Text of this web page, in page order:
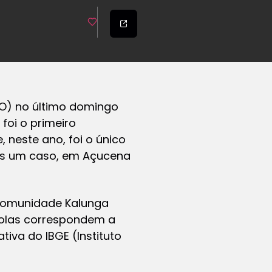
no último domingo
o primeiro
neste ano, foi o único
um caso, em Açucena
Kalunga
correspondem a
do IBGE (Instituto